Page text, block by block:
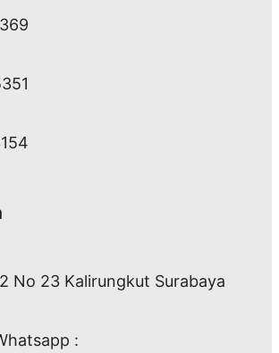
No 23 Kalirungkut Surabaya
: